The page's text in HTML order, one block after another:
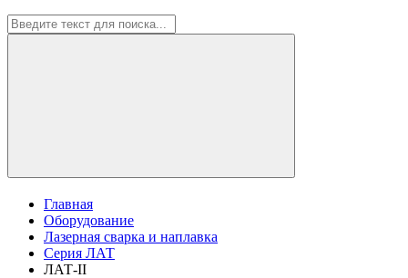
Главная
Оборудование
Лазерная сварка и наплавка
Серия ЛАТ
ЛАТ-II